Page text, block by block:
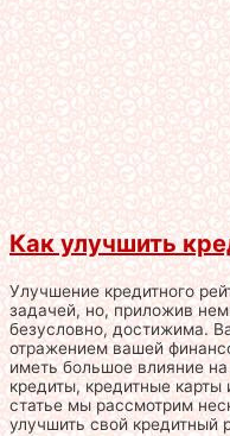
Как улучшить
Улучшение кредитного
задачей, но, приложив
безусловно, достижима.
отражением вашей
иметь большое влияние
кредиты, кредитные
статье мы рассмотрим
улучшить свой кредитный